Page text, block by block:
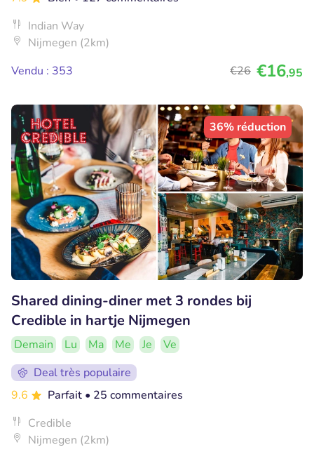
Indian Way
Nijmegen (2km)
Vendu : 353
€26 €16,95
36% réduction
Shared dining-diner met 3 rondes bij
Credible in hartje Nijmegen
Demain Lu Ma Me Je
Ve
Deal très populaire
9.6
Parfait • 25 commentaires
Credible
Nijmegen (2km)